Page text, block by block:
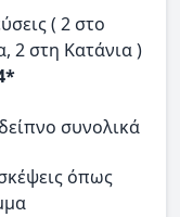
( 2 στο
2 στη Κατάνια )
συνολικά
όπως